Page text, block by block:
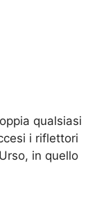
qualsiasi
i riflettori
in quello